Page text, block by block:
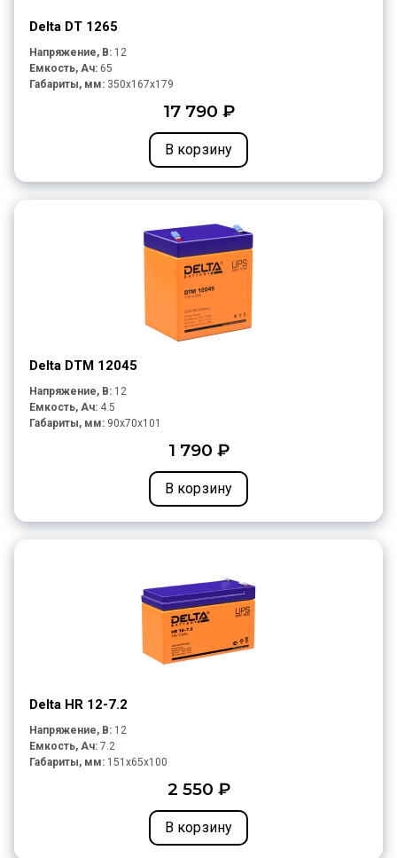
Delta DT 1265
Напряжение, В: 12
Емкость, Ач: 65
Габариты, мм: 350x167x179
17 790 ₽
В корзину
Delta DTM 12045
Напряжение, В: 12
Емкость, Ач: 4.5
Габариты, мм: 90x70x101
1 790 ₽
В корзину
Delta HR 12-7.2
Напряжение, В: 12
Емкость, Ач: 7.2
Габариты, мм: 151x65x100
2 550 ₽
В корзину